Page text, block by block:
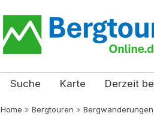
Suche Karte Derzeit
Home » Bergtouren » Bergwanderungen